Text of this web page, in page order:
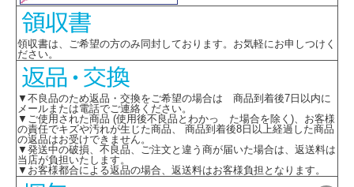
領収書は、ご希望の方のみ同封しております。お気軽にお申しつけく
ださい。
▼不良品のため返品・交換をご希望の場合は 商品到着後7日以内に
メールまたは電話でご連絡ください。
▼ご使用された商品 (使用後不良品とわかっ た場合を除く)、お客様
の責任でキズや汚れが生じた商品、 商品到着後8日以上経過した商品
の返品はお受けできません。
▼発送中の破損、不良品、ご注文と違う商が届いた場合は、返送料は
当店が負担いたします。
▼お客様都合による返品の場合、返送料はお客様負担となります。